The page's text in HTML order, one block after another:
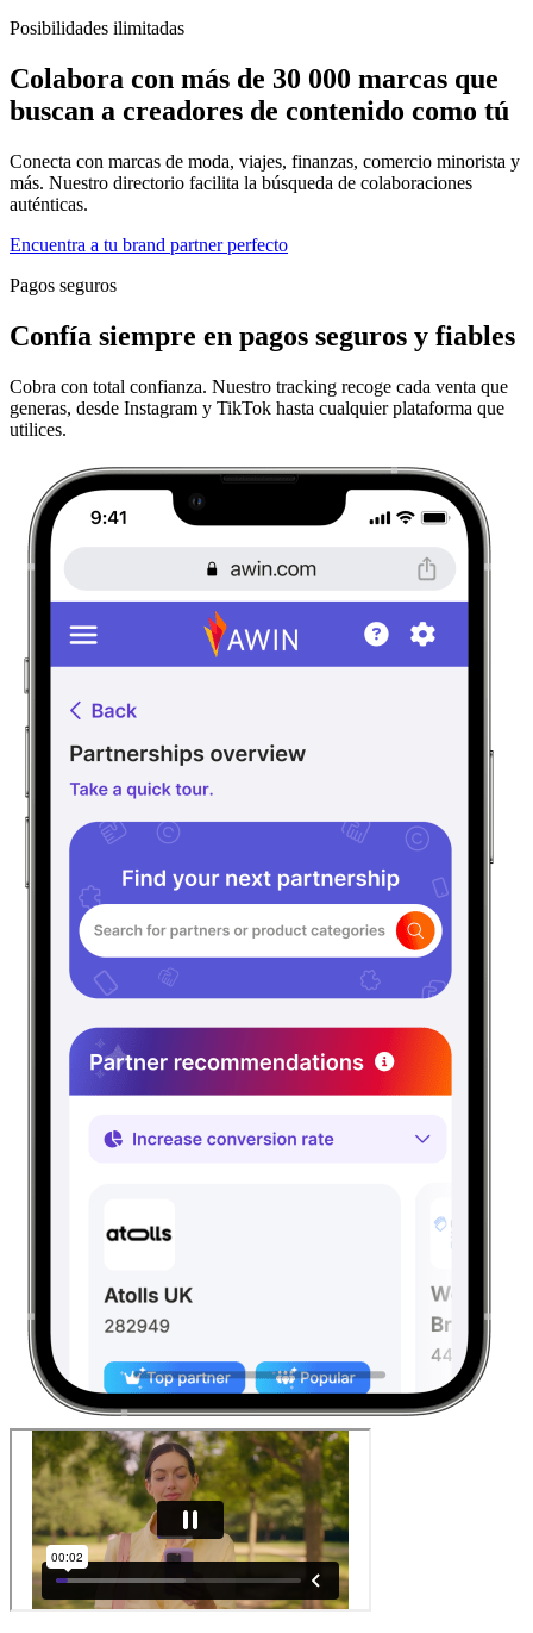
Posibilidades ilimitadas
Colabora con más de 30 000 marcas que
buscan a creadores de contenido como tú
Conecta con marcas de moda, viajes, finanzas, comercio minorista y
más. Nuestro directorio facilita la búsqueda de colaboraciones
auténticas.
Encuentra a tu brand partner perfecto
Pagos seguros
Confía siempre en pagos seguros y fiables
Cobra con total confianza. Nuestro tracking recoge cada venta que
generas, desde Instagram y TikTok hasta cualquier plataforma que
utilices.